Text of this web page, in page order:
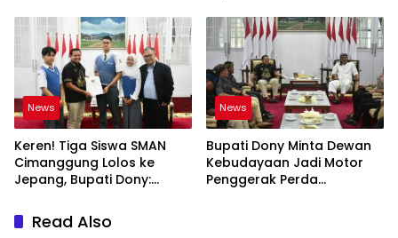
News
Keren! Tiga Siswa SMAN
Cimanggung Lolos ke
Jepang, Bupati Dony:
News
Bupati Dony Minta Dewan
Kebudayaan Jadi Motor
Penggerak Perda
Read Also